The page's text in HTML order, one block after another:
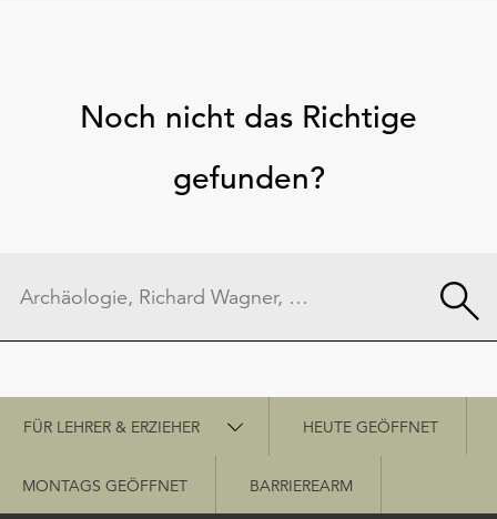
Noch nicht das Richtige
gefunden?
Schnellzugriff
FÜR LEHRER & ERZIEHER HEUTE GEÖFFNET
MONTAGS GEÖFFNET BARRIEREARM